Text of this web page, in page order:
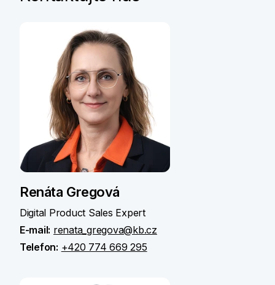
Renáta Gregová
Digital Product Sales Expert
E-mail: renata_gregova@kb.cz
Telefon: +420 774 669 295